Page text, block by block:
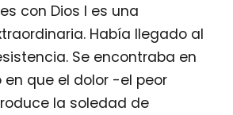
con Dios I es una
Había llegado al
Se encontraba en
que el dolor -el peor
la soledad de